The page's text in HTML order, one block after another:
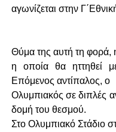
αγωνίζεται στην
Θύμα της αυτή τη φορά,
η οποία θα ηττηθεί
Επόμενος αντίπαλος, ο
Ολυμπιακός σε διπλές
δομή του θεσμού.
Στο Ολυμπιακό Στάδιο